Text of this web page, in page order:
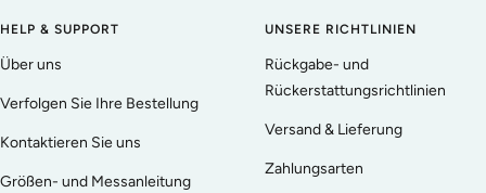
HELP & SUPPORT
Über uns
Verfolgen Sie Ihre Bestellung
Kontaktieren Sie uns
Größen- und Messanleitung
UNSERE RICHTLINIEN
Rückgabe- und
Rückerstattungsrichtlinien
Versand & Lieferung
Zahlungsarten